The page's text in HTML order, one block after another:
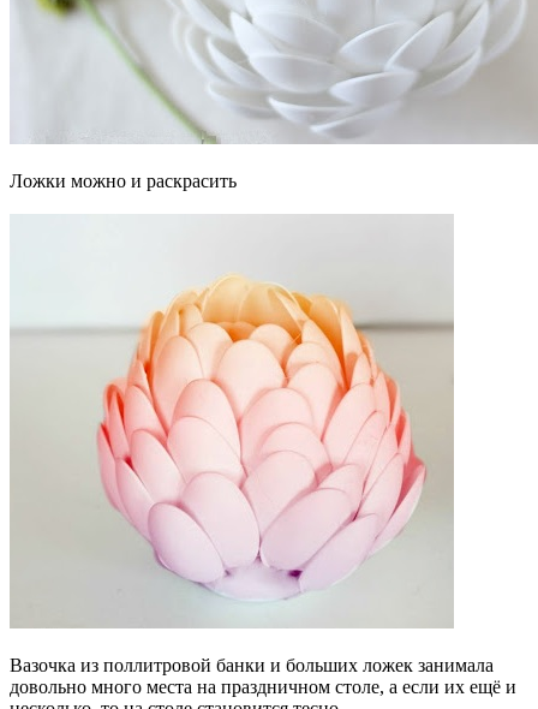
Ложки можно и раскрасить
Вазочка из поллитровой банки и больших ложек занимала
довольно много места на праздничном столе, а если их ещё и